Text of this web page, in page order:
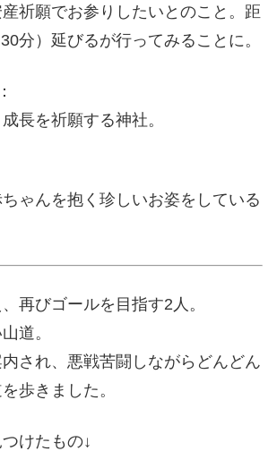
祈願でお参りしたいとのこと。距
分）延びるが行ってみることに。
：
長を祈願する神社。
ゃんを抱く珍しいお姿をしている
再びゴールを目指す2人。
道。
され、悪戦苦闘しながらどんどん
歩きました。
けたもの↓